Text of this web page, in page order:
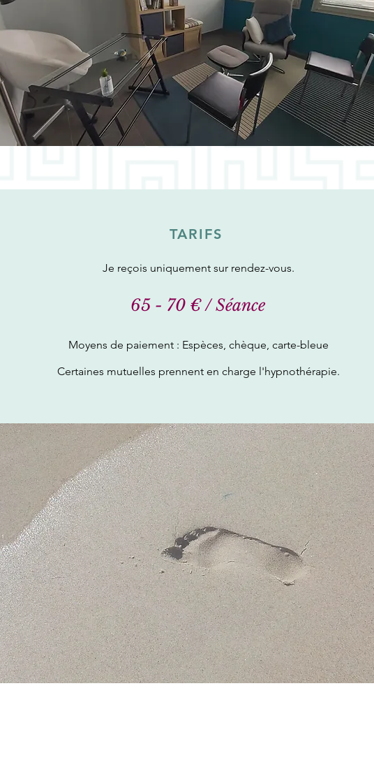
TARIFS
Je reçois uniquement sur rendez-vous.
65 - 70 € / Séance
Moyens de paiement : Espèces, chèque, carte-bleue
Certaines mutuelles prennent en charge l'hypnothérapie.